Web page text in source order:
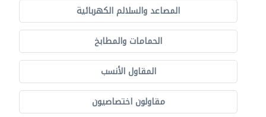
المصاعد والسلالم الكهربائية
الحمامات والمطابخ
المقاول الأنسب
مقاولون اختصاصيون